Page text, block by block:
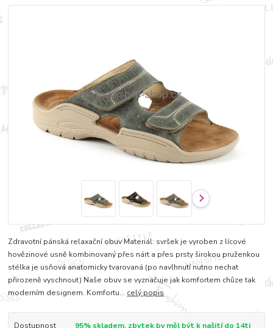
Zdravotní pánská relaxační obuv Materiál: svršek je vyroben z lícové
hovězinové usně kombinovaný přes nárt a přes prsty širokou pruženkou
stélka je usňová anatomicky tvarovaná (po navlhnutí nutno nechat
přirozeně vyschnout) Naše obuv se vyznačuje jak komfortem chůze tak
moderním designem. Komfortu... celý popis
Dostupnost
95% skladem, zbytek by měl být k našití do 14ti